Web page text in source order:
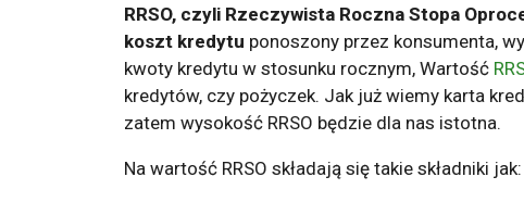
RRSO, czyli Rzeczywista Roczna Stopa
koszt kredytu ponoszony przez konsumenta,
kwoty kredytu w stosunku rocznym, Wartość
kredytów, czy pożyczek. Jak już wiemy karta
zatem wysokość RRSO będzie dla nas istotna.
Na wartość RRSO składają się takie składniki jak: